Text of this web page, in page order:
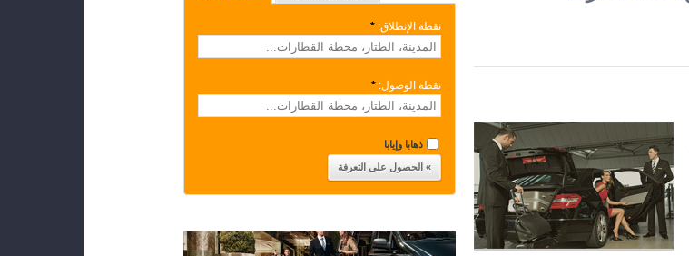
نقطة الإنطلاق: *
نقطة الوصول: *
ذهابا وإيابا